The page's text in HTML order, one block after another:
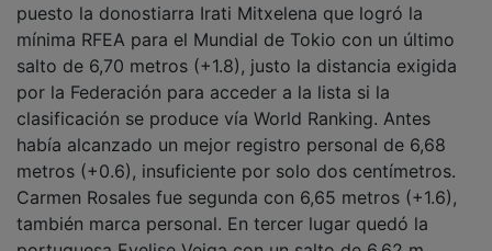
puesto la donostiarra Irati Mitxelena que logró la
mínima RFEA para el Mundial de Tokio con un último
salto de 6,70 metros (+1.8), justo la distancia exigida
por la Federación para acceder a la lista si la
clasificación se produce vía World Ranking. Antes
había alcanzado un mejor registro personal de 6,68
metros (+0.6), insuficiente por solo dos centímetros.
Carmen Rosales fue segunda con 6,65 metros (+1.6),
también marca personal. En tercer lugar quedó la